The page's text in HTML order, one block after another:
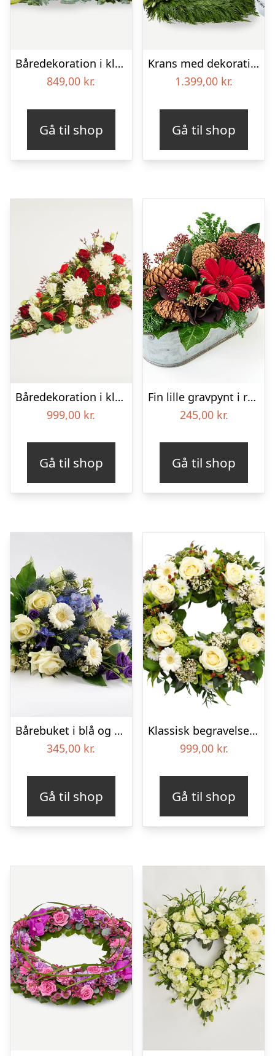
Båredekoration i klassisk stil – creme
849,00 kr.
Gå til shop
Krans med dekoration i klassisk stil og bånd creme
1.399,00 kr.
Gå til shop
Båredekoration i klassisk stil – rød og hvid
999,00 kr.
Gå til shop
Fin lille gravpynt i rød, floristens valg – Blomster til begravelse
245,00 kr.
Gå til shop
Bårebuket i blå og hvide nuancer – Blomster til begravelse
345,00 kr.
Gå til shop
Klassisk begravelses­krans
999,00 kr.
Gå til shop